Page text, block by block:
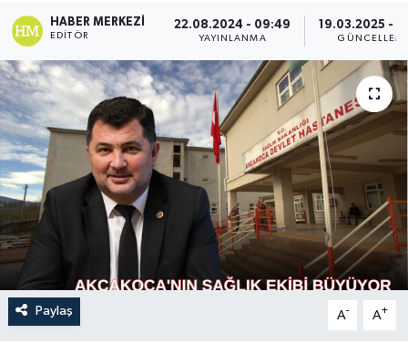
HABER MERKEZI
EDITÖR
22.08.2024 - 09:49
YAYINLANMA
19.03.2025 -
Paylaş A- A+
Haber Arşivi